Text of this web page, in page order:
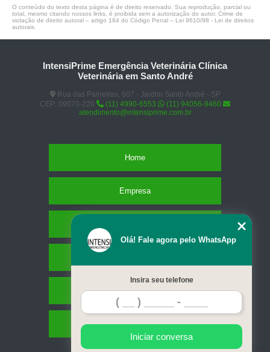
O conteúdo do texto desta página é de direito reservado. Sua reprodução, parcial ou
total, mesmo citando nossos links, é proibida sem a autorização do autor. Crime de
violação de direito autoral – artigo 184 do Código Penal – Lei 9610/98 - Lei de direitos
autorais
IntensiPrime Emergência Veterinária Clínica
Veterinária em Santo André
Rua das Paineiras, 607 - Jardim Santo André - SP
CEP: 09070-220
(11) 4990-6553
(11) 94056-9460
atendimento@intensiprime.com.br
Home
Empresa
Contato
Mapa do site
Olá! Fale agora pelo WhatsApp
Insira seu telefone
Iniciar conversa